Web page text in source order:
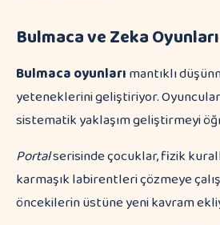
Bulmaca ve Zeka Oyunları
Bulmaca oyunlarımantıklı
yeteneklerini geliştiriyor. Oyuncular
sistematik yaklaşım geliştirmeyi
Portalserisinde çocuklar, fizik
karmaşık labirentleri çözmeye
öncekilerin üstüne yeni kavram